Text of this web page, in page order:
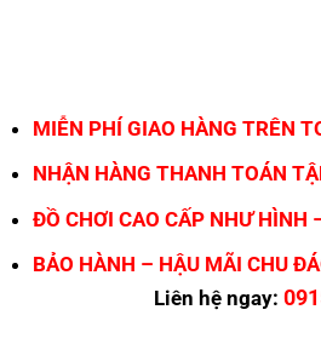
MIỄN PHÍ GIAO HÀNG TRÊN
NHẬN HÀNG THANH TOÁN
ĐỒ CHƠI CAO CẤP NHƯ HÌNH
BẢO HÀNH – HẬU MÃI CHU
Liên hệ ngay: